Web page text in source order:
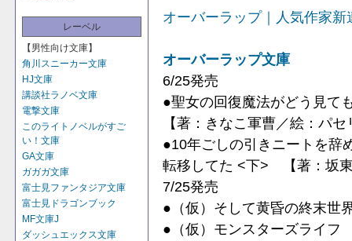
レーベル
【男性向け文庫】
角川スニーカー文庫
HJ文庫
講談社ラノベ文庫
電撃文庫
このライトノベルがすご
い！文庫
GA文庫
ガガガ文庫
富士見ファンタジア文庫
富士見ドラゴンブック
MF文庫J
ダッシュエックス文庫
オーバーラップ｜人気作家
オーバーラップ文庫
6/25発売
●聖女の回復魔法がどう見
【著：きなこ軍曹／絵：パセ
●10年ごしの引きニートを
転移してた <下> 【著：坂
7/25発売
●（仮）そして黄昏の終末
●（仮）モンスターズライ